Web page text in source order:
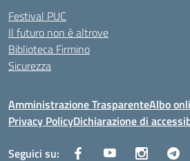
Festival PUC
Il futuro non è altrove
Biblioteca Firmino
Sicurezza
Amministrazione TrasparenteAlbo
Privacy PolicyDichiarazione di
Seguici su: